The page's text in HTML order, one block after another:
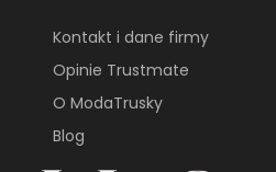
Kontakt i dane firmy
Opinie Trustmate
O ModaTrusky
Blog